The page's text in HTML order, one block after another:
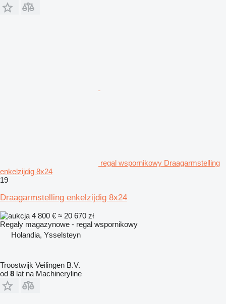
regal wspornikowy Draagarmstelling
enkelzijdig 8x24
19
Draagarmstelling enkelzijdig 8x24
4 800 € ≈ 20 670 zł
Regały magazynowe - regal wspornikowy
Holandia, Ysselsteyn
Troostwijk Veilingen B.V.
od 8 lat na Machineryline